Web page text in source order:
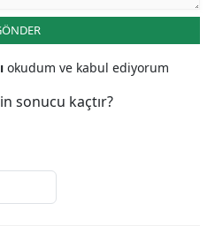
okudum ve kabul ediyorum
sonucu kaçtır?